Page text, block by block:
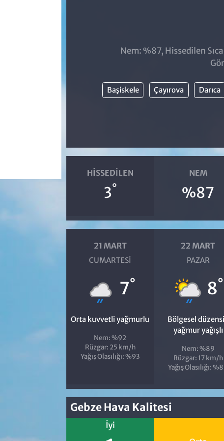
Nem: %87, Hissedilen
Başiskele Çayırova Darıca
HISSEDILEN
3°
NEM
%87
21 MART
CUMARTESI
7°
Orta kuvvetli yağmurlu
Nem: %92
Rüzgar: 25 km/h
Yağış Olasılığı: %93
22 MART
PAZAR
8°
Bölgesel
yağmur yağışlı
Nem: %89
Rüzgar: 17 km/h
Yağış Olasılığı:
Gebze Hava Kalitesi
İyi